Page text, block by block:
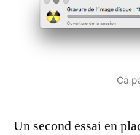
Ca
Un second essai en